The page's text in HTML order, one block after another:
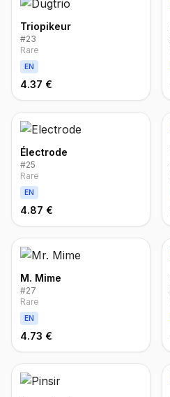
Triopikeur
#23
Rare
EN
4.37 €
Électrode
#25
Rare
EN
4.87 €
M. Mime
#27
Rare
EN
4.73 €